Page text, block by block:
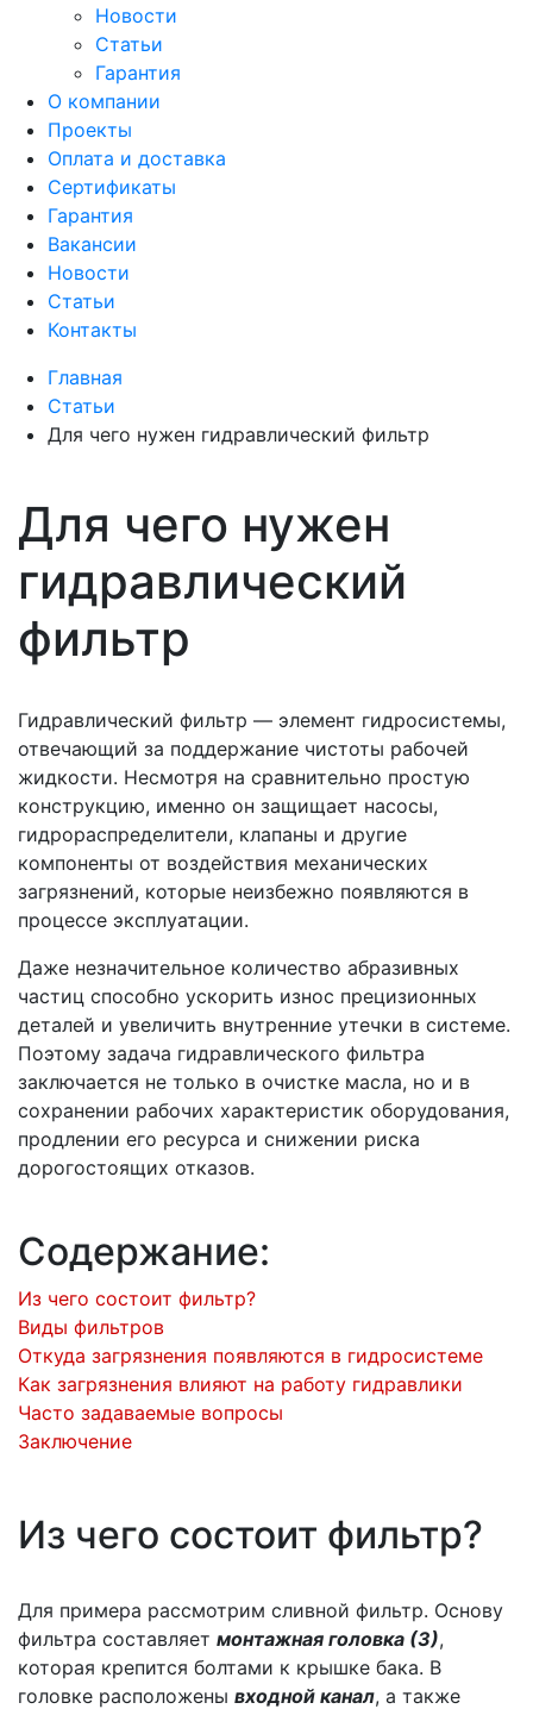
Новости
Статьи
Гарантия
О компании
Проекты
Оплата и доставка
Сертификаты
Гарантия
Вакансии
Новости
Статьи
Контакты
Главная
Статьи
Для чего нужен гидравлический фильтр
Для чего нужен
гидравлический
фильтр
Гидравлический фильтр — элемент гидросистемы,
отвечающий за поддержание чистоты рабочей
жидкости. Несмотря на сравнительно простую
конструкцию, именно он защищает насосы,
гидрораспределители, клапаны и другие
компоненты от воздействия механических
загрязнений, которые неизбежно появляются в
процессе эксплуатации.
Даже незначительное количество абразивных
частиц способно ускорить износ прецизионных
деталей и увеличить внутренние утечки в системе.
Поэтому задача гидравлического фильтра
заключается не только в очистке масла, но и в
сохранении рабочих характеристик оборудования,
продлении его ресурса и снижении риска
дорогостоящих отказов.
Содержание:
Из чего состоит фильтр?
Виды фильтров
Откуда загрязнения появляются в гидросистеме
Как загрязнения влияют на работу гидравлики
Часто задаваемые вопросы
Заключение
Из чего состоит фильтр?
Для примера рассмотрим сливной фильтр. Основу
фильтра составляет монтажная головка (3),
которая крепится болтами к крышке бака. В
головке расположены входной канал, а также